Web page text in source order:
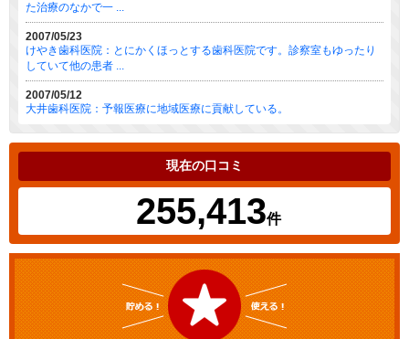
た治療のなかで一 ...
2007/05/23
けやき歯科医院：とにかくほっとする歯科医院です。診察室もゆったり
していて他の患者 ...
2007/05/12
大井歯科医院：予報医療に地域医療に貢献している。
現在の口コミ
255,413件